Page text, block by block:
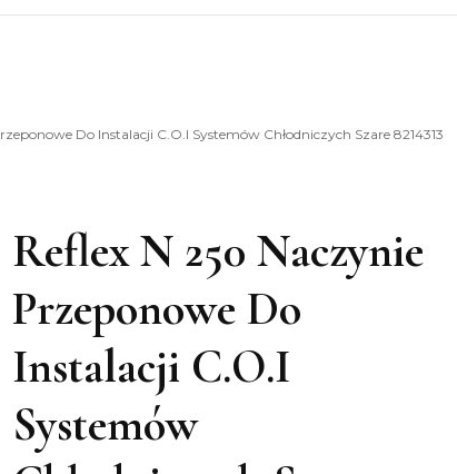
Do Instalacji C.O.I Systemów Chłodniczych Szare 8214313
Reflex N 250 Naczynie
Przeponowe Do
Instalacji C.O.I
Systemów